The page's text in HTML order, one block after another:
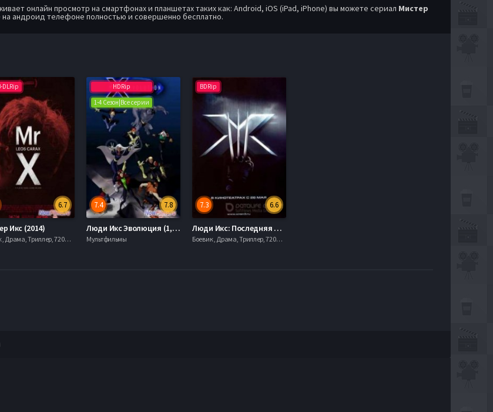
онлайн просмотр на смартфонах и планшетах таких как: Android, iOS (iPad, iPhone) вы можете сериал Мистер
на андроид телефоне полностью и совершенно бесплатно.
DLRip
6.7
Икс (2014)
Боевик , Драма, Триллер, 720hd, mobilen,
HDRip
1-4 Сезон|Все серии
7.8
7.4
Люди Икс Эволюция (1,2,3,4 Сезон) (2000-2003) Все Серии
Мультфильмы
BDRip
6.6
7.3
Люди Икс: Последняя битва (2006)
Боевик , Драма, Триллер, 720hd, mobilen,